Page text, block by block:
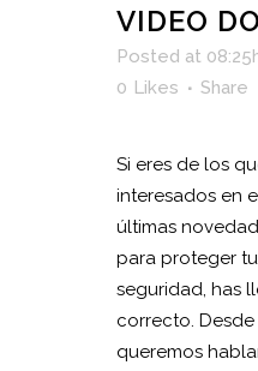
VIDEO
Posted at
0 Likes Share
Si eres de los
interesados en
últimas
para proteger
seguridad, has
correcto.
queremos